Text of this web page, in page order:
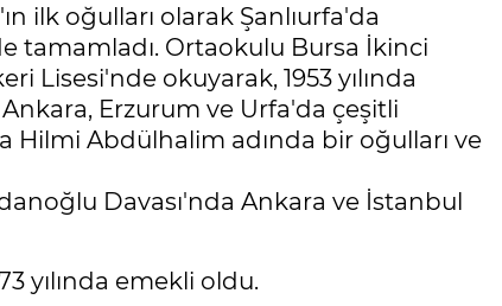
ilk oğulları olarak Şanlıurfa'da
tamamladı. Ortaokulu Bursa İkinci
Lisesi'nde okuyarak, 1953 yılında
Erzurum ve Urfa'da çeşitli
Hilmi Abdülhalim adında bir oğulları ve
Davası'nda Ankara ve İstanbul
yılında emekli oldu.